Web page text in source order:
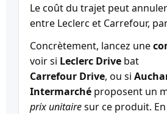
Le coût du trajet peut
entre Leclerc et Carrefour,
Concrètement, lancez une
voir si Leclerc Drive bat
Carrefour Drive, ou si
Intermarché proposent un
prix unitairesur ce produit.